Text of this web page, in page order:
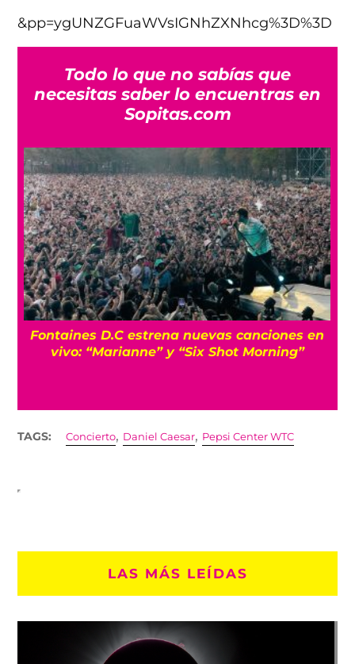
&pp=ygUNZGFuaWVsIGNhZXNhcg%3D%3D
Todo lo que no sabías que
necesitas saber lo encuentras en
Sopitas.com
Fontaines D.C estrena nuevas canciones en
vivo: “Marianne” y “Six Shot Morning”
TAGS: Concierto, Daniel Caesar, Pepsi Center WTC
LAS MÁS LEÍDAS